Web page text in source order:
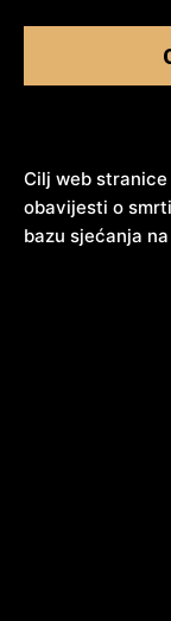
Cilj web stranice
obavijesti o
bazu sjećanja